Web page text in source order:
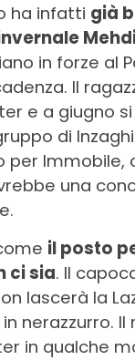
ha infatti già
in forze al
Il
e a giugno
di
per Immobile,
una
il posto
ci sia. Il
lascerà la
nerazzurro. Il
in qualche